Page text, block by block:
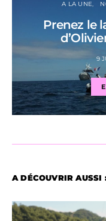
A LA UNE
Prenez le
9
A DÉCOUVRIR AUSSI